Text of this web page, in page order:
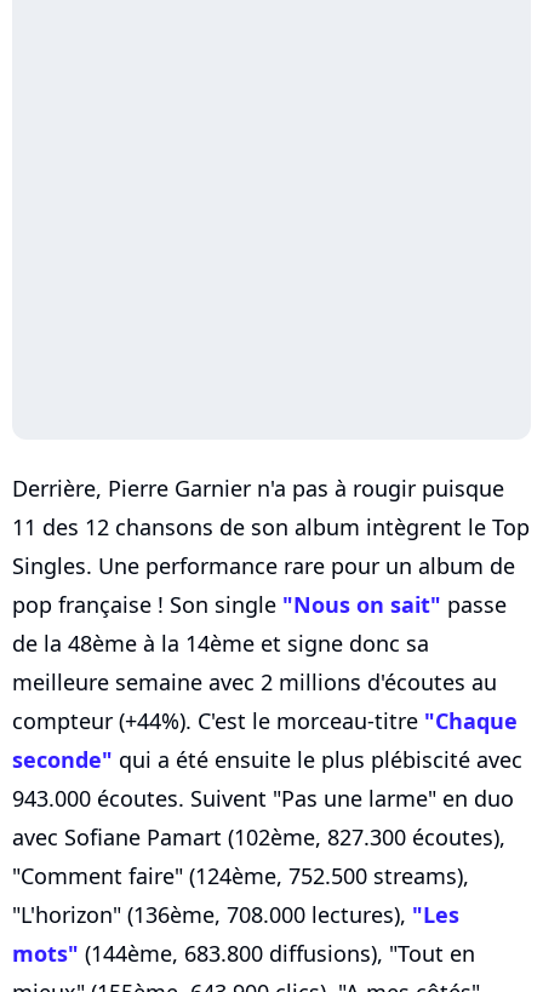
Derrière, Pierre Garnier n'a pas à rougir puisque
11 des 12 chansons de son album intègrent le Top
Singles. Une performance rare pour un album de
pop française ! Son single "Nous on sait" passe
de la 48ème à la 14ème et signe donc sa
meilleure semaine avec 2 millions d'écoutes au
compteur (+44%). C'est le morceau-titre "Chaque
seconde" qui a été ensuite le plus plébiscité avec
943.000 écoutes. Suivent "Pas une larme" en duo
avec Sofiane Pamart (102ème, 827.300 écoutes),
"Comment faire" (124ème, 752.500 streams),
"L'horizon" (136ème, 708.000 lectures), "Les
mots" (144ème, 683.800 diffusions), "Tout en